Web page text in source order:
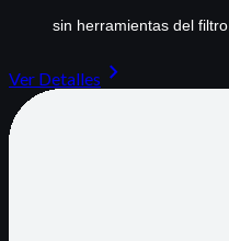
sin herramientas del filtro.
Ver Detalles chevron_right